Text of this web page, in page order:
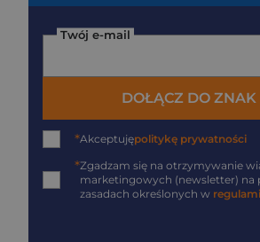
Twój e-mail
DOŁĄCZ DO ZNAK
*Akceptujępolitykę prywatności
*Zgadzam się na otrzymywanie
marketingowych (newsletter) na
zasadach określonych w